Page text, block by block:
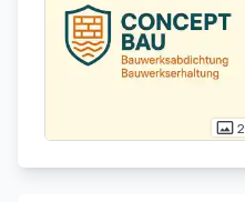
photo_size_select_actual2